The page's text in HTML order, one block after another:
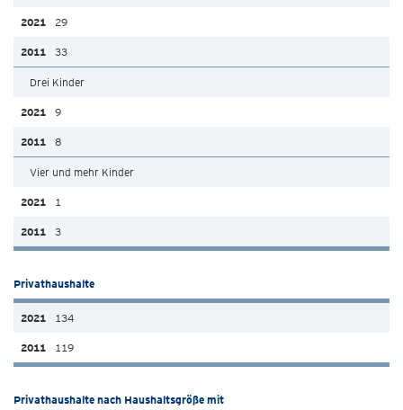
29
33
Drei Kinder
9
8
Vier und mehr Kinder
1
3
Privathaushalte
134
119
Privathaushalte nach Haushaltsgröße mit